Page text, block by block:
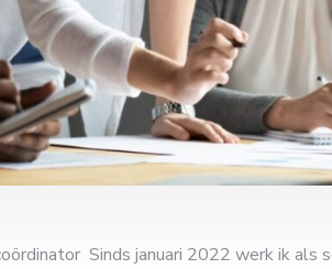
Sinds januari 2022 werk ik als